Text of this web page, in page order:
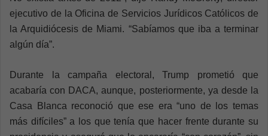
ejecutivo de la Oficina de Servicios Jurídicos Católicos de
la Arquidiócesis de Miami. “Sabíamos que iba a terminar
algún día”.
Durante la campaña electoral, Trump prometió que
acabaría con DACA, aunque, posteriormente, ya desde la
Casa Blanca reconoció que ese era “uno de los temas
más difíciles” a los que tenía que hacer frente durante su